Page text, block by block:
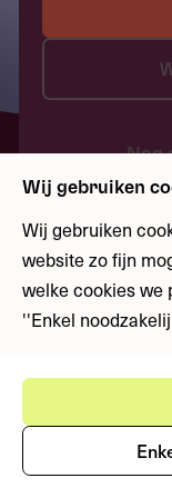
Nog
Wij gebruiken
Wij gebruiken
website zo fijn
welke cookies we
''Enkel